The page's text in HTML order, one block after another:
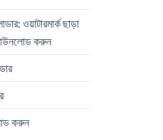
ওয়াটারমার্ক ছাড়া
করুন
করুন